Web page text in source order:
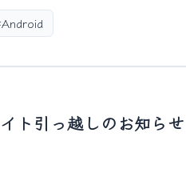
ト引っ越しのお知らせ